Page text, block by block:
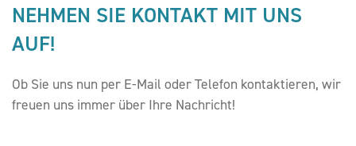
NEHMEN SIE KONTAKT MIT UNS
AUF!
Ob Sie uns nun per E-Mail oder Telefon kontaktieren, wir
freuen uns immer über Ihre Nachricht!